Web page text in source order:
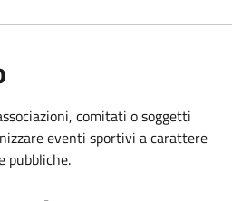
comitati o soggetti
eventi sportivi a carattere
pubbliche.